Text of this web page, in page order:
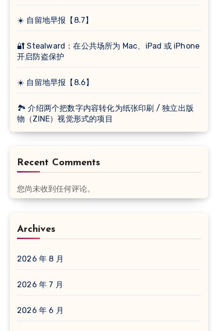
☀️ 自留地早报【8.7】
🔐 Stealward：在公共场所为 Mac、iPad 或 iPhone
开启防盗保护
☀️ 自留地早报【8.6】
🏞 介绍两个把数字内容转化为纸张印刷 / 独立出版
物（ZINE）视觉形式的项目
Recent Comments
您尚未收到任何评论。
Archives
2026 年 8 月
2026 年 7 月
2026 年 6 月